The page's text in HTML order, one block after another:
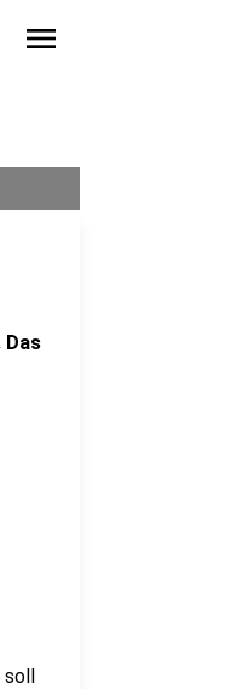
menu
Das
soll